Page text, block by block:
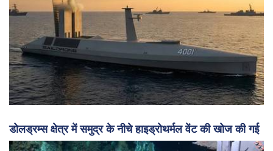
डोलड्रम्स क्षेत्र में समुद्र के नीचे हाइड्रोथर्मल वेंट की खोज की गई